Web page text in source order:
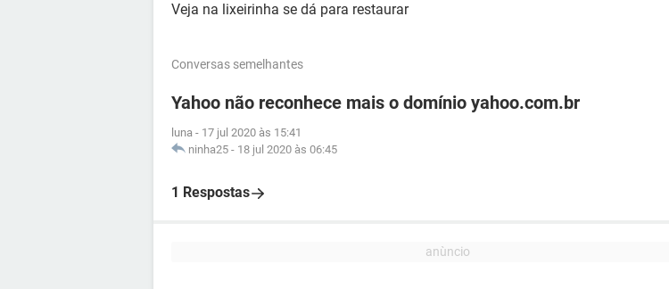
Veja na lixeirinha se dá para restaurar
Conversas semelhantes
Yahoo não reconhece mais o domínio yahoo.com.br
luna - 17 jul 2020 às 15:41
ninha25 - 18 jul 2020 às 06:45
1 Respostas